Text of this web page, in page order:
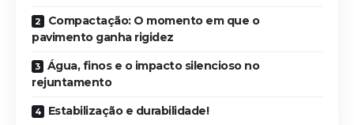
Compactação: O momento em que o
pavimento ganha rigidez
Água, finos e o impacto silencioso no
rejuntamento
Estabilização e durabilidade!